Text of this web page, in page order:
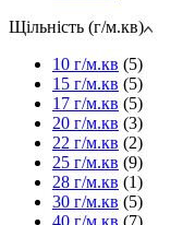
Щільність (г/м.кв)
10 г/м.кв (5)
15 г/м.кв (5)
17 г/м.кв (5)
20 г/м.кв (3)
22 г/м.кв (2)
25 г/м.кв (9)
28 г/м.кв (1)
30 г/м.кв (5)
40 г/м.кв (7)